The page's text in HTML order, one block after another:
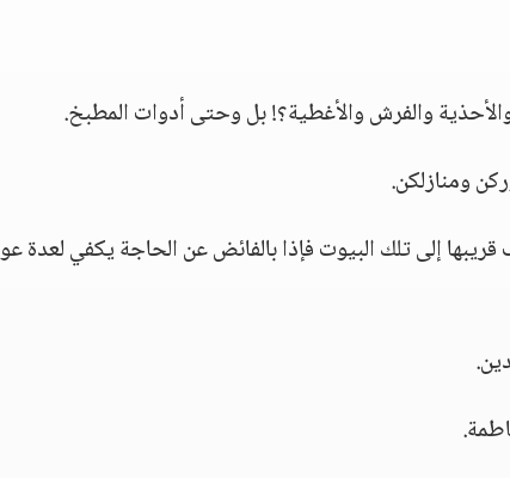
والفرش والأغطية؟! بل وحتى أدوات المطبخ.
ومنازلكن.
إلى تلك البيوت فإذا بالفائض عن الحاجة يكفي لعدة